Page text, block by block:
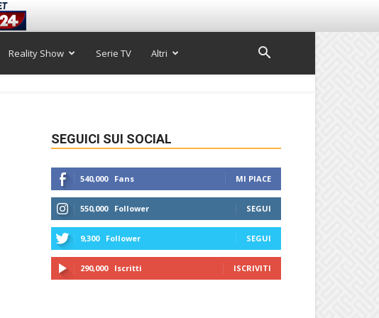
Reality Show Serie TV Altri
SEGUICI SUI SOCIAL
540,000 Fans MI PIACE
550,000 Follower SEGUI
9,300 Follower SEGUI
290,000 Iscritti ISCRIVITI